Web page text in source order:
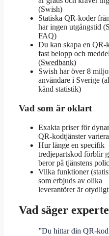
(Swish)
Statiska QR-koder
har ingen utgångstid
FAQ)
Du kan skapa en QR-
fast belopp och
(Swedbank)
Swish har över 8
användare i Sverige
känd statistik)
Vad som är oklart
Exakta priser för
QR-kodtjänster
Hur länge en specifik
tredjepartskod förblir
beror på tjänstens
Vilka funktioner
som erbjuds av olika
leverantörer är otydligt
Vad säger
”Du hittar din QR-kod